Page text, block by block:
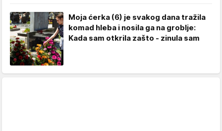
Moja ćerka (6) je svakog dana tražila
komad hleba i nosila ga na groblje:
Kada sam otkrila zašto - zinula sam